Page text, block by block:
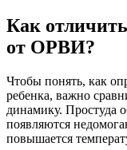
Как
от ОРВИ?
Чтобы понять, как
ребенка, важно
динамику. Простуда
появляются
повышается